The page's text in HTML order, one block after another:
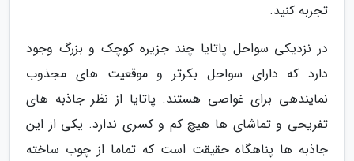
تجربه کنید.
در نزدیکی سواحل پاتایا چند جزیره کوچک و بزرگ وجود
دارد که دارای سواحل بکرتر و موقعیت های مجذوب
نمایندهی برای غواصی هستند. پاتایا از نظر جاذبه های
تفریحی و تماشای ها هیچ کم و کسری ندارد. یکی از این
جاذبه ها پناهگاه حقیقت است که تماما از چوب ساخته